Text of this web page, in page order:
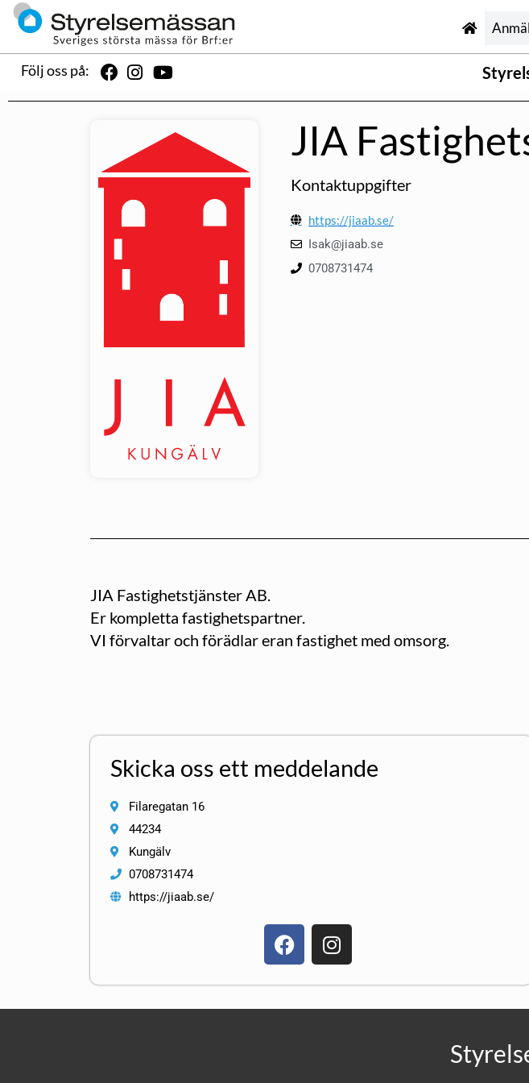
Följ oss på:
JIA
Kontaktuppgifter
https://jiaab.se/
Isak@jiaab.se
0708731474
JIA Fastighetstjänster AB.
Er kompletta fastighetspartner.
VI förvaltar och förädlar eran fastighet med omsorg.
Skicka oss ett meddelande
Filaregatan 16
44234
Kungälv
0708731474
https://jiaab.se/